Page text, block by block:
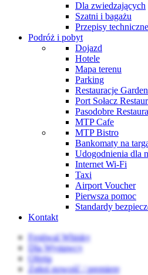
Dla zwiedzających
Szatni i bagażu
Przepisy
Podróż i pobyt
Dojazd
Hotele
Mapa terenu
Parking
Restauracje
Port Sołacz
Pasodobre
MTP Cafe
MTP Bistro
Bankomaty na
Udogodnienia dla
Internet Wi-Fi
Taxi
Airport Voucher
Pierwsza pomoc
Standardy
Kontakt
Festiwal Whisky
Dla Wystawcy
Oferta
Zgłoś nowość / premierę